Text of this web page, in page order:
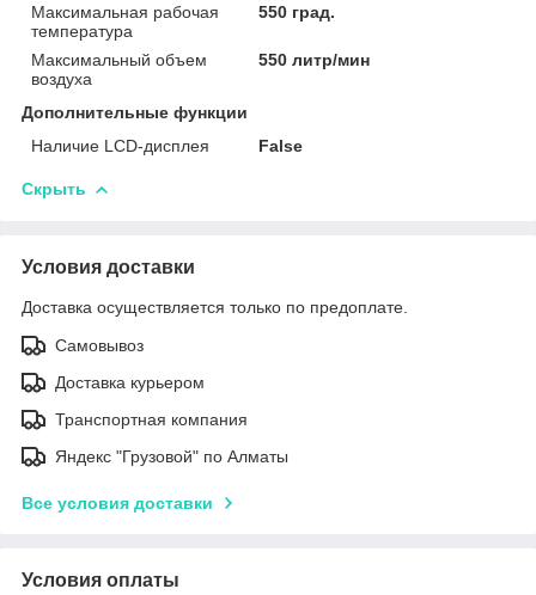
Максимальная рабочая
температура
550 град.
Максимальный объем
воздуха
550 литр/мин
Дополнительные функции
Наличие LCD-дисплея
False
Скрыть
Условия доставки
Доставка осуществляется только по предоплате.
Самовывоз
Доставка курьером
Транспортная компания
Яндекс "Грузовой" по Алматы
Все условия доставки
Условия оплаты